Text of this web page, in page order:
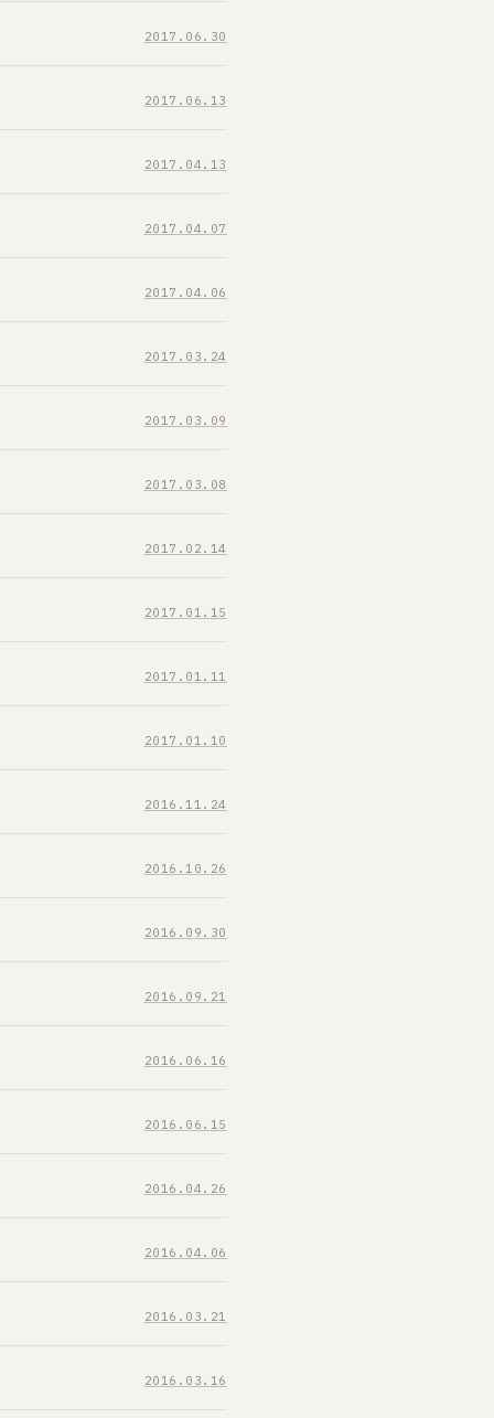
2017.06.30
2017.06.13
2017.04.13
2017.04.07
2017.04.06
2017.03.24
2017.03.09
2017.03.08
2017.02.14
2017.01.15
2017.01.11
2017.01.10
2016.11.24
2016.10.26
2016.09.30
2016.09.21
2016.06.16
2016.06.15
2016.04.26
2016.04.06
2016.03.21
2016.03.16